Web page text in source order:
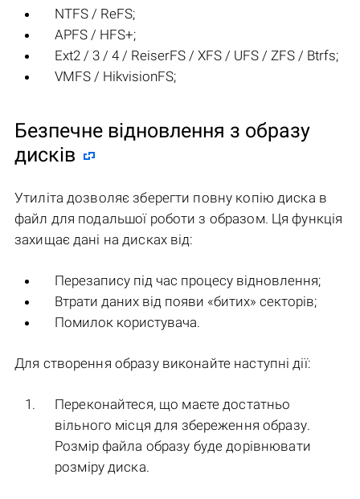
NTFS / ReFS;
APFS / HFS+;
Ext2 / 3 / 4 / ReiserFS / XFS / UFS / ZFS / Btrfs;
VMFS / HikvisionFS;
Безпечне відновлення з образу
дисків
Утиліта дозволяє зберегти повну копію диска в
файл для подальшої роботи з образом. Ця функція
захищає дані на дисках від:
Перезапису під час процесу відновлення;
Втрати даних від появи «битих» секторів;
Помилок користувача.
Для створення образу виконайте наступні дії:
Переконайтеся, що маєте достатньо
вільного місця для збереження образу.
Розмір файла образу буде дорівнювати
розміру диска.